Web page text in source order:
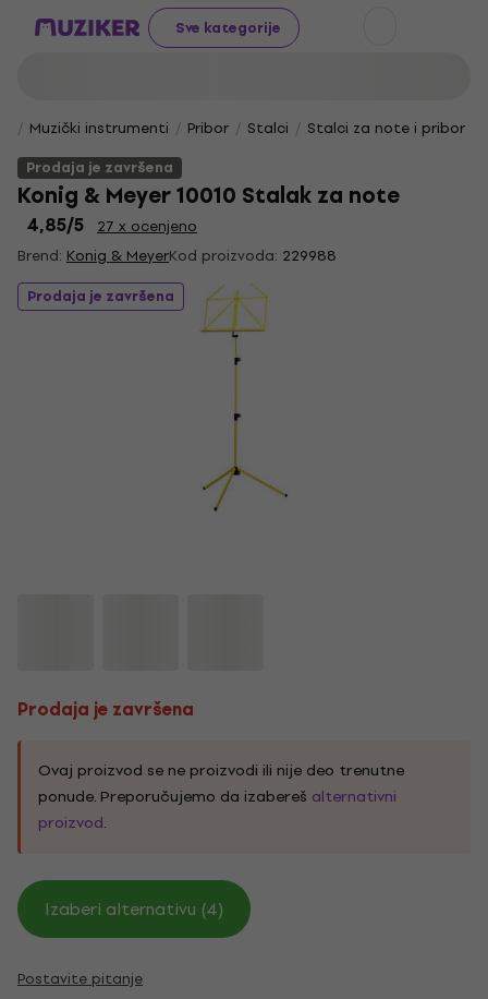
Sve kategorije
Muzički instrumenti Pribor Stalci Stalci za note i pribor
Prodaja je završena
Konig & Meyer 10010 Stalak za note
4,85/5
27 x ocenjeno
Brend: Konig & MeyerKod proizvoda: 229988
Prodaja je završena
Prodaja je završena
Ovaj proizvod se ne proizvodi ili nije deo trenutne
ponude. Preporučujemo da izabereš alternativni
proizvod.
Izaberi alternativu (4)
Postavite pitanje